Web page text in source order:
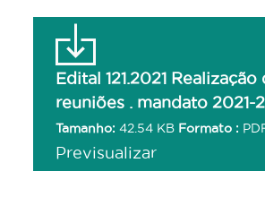
Edital 121.2021 Realização
reuniões . mandato 2021-
Tamanho: 42.54 KB Formato :
Previsualizar